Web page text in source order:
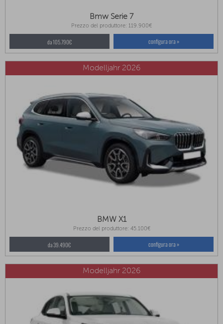
Bmw Serie 7
Prezzo del produttore: 119.900€
da 105.790€ configura ora »
Modelljahr 2026
BMW X1
Prezzo del produttore: 45.100€
da 39.490€ configura ora »
Modelljahr 2026